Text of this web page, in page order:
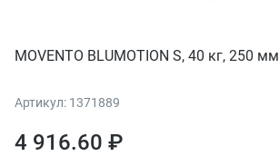
MOVENTO BLUMOTION S, 40 кг, 250 мм
Артикул: 1371889
4 916.60 ₽